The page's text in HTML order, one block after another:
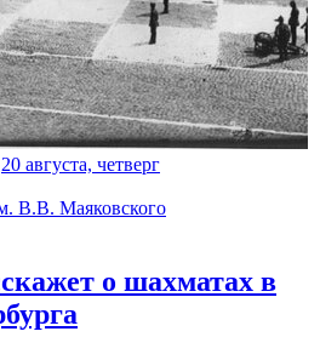
20 августа, четверг
В.В. Маяковского
о шахматах в